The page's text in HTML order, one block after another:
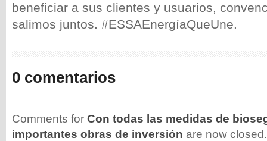
beneficiar a sus clientes y usuarios,
salimos juntos. #ESSAEnergíaQueUne.
0 comentarios
Comments for Con todas las medidas de
importantes obras de inversión are now closed.